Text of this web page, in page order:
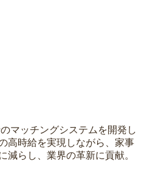
マッチングシステムを開発し
高時給を実現しながら、家事
減らし、業界の革新に貢献。